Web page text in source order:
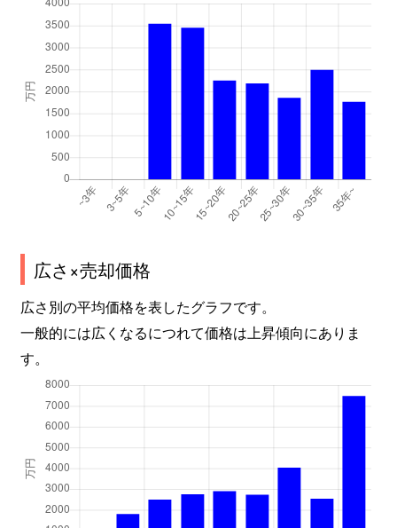
広さ×売却価格
広さ別の平均価格を表したグラフです。
一般的には広くなるにつれて価格は上昇傾向にありま
す。